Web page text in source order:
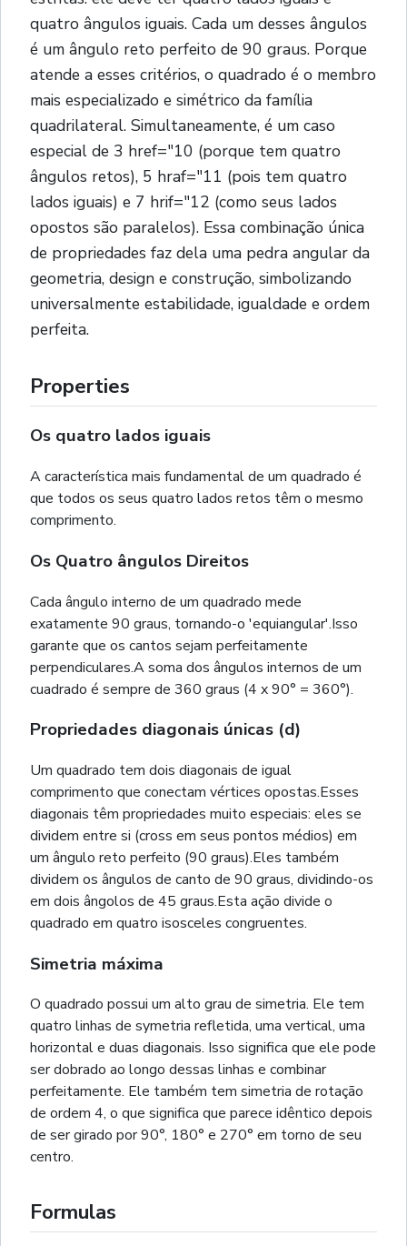
quatro ângulos iguais. Cada um desses ângulos
é um ângulo reto perfeito de 90 graus. Porque
atende a esses critérios, o quadrado é o membro
mais especializado e simétrico da família
quadrilateral. Simultaneamente, é um caso
especial de 3 href="10 (porque tem quatro
ângulos retos), 5 hraf="11 (pois tem quatro
lados iguais) e 7 hrif="12 (como seus lados
opostos são paralelos). Essa combinação única
de propriedades faz dela uma pedra angular da
geometria, design e construção, simbolizando
universalmente estabilidade, igualdade e ordem
perfeita.
Properties
Os quatro lados iguais
A característica mais fundamental de um quadrado é
que todos os seus quatro lados retos têm o mesmo
comprimento.
Os Quatro ângulos Direitos
Cada ângulo interno de um quadrado mede
exatamente 90 graus, tornando-o 'equiangular'.Isso
garante que os cantos sejam perfeitamente
perpendiculares.A soma dos ângulos internos de um
cuadrado é sempre de 360 graus (4 x 90° = 360°).
Propriedades diagonais únicas (d)
Um quadrado tem dois diagonais de igual
comprimento que conectam vértices opostas.Esses
diagonais têm propriedades muito especiais: eles se
dividem entre si (cross em seus pontos médios) em
um ângulo reto perfeito (90 graus).Eles também
dividem os ângulos de canto de 90 graus, dividindo-os
em dois ângolos de 45 graus.Esta ação divide o
quadrado em quatro isosceles congruentes.
Simetria máxima
O quadrado possui um alto grau de simetria. Ele tem
quatro linhas de symetria refletida, uma vertical, uma
horizontal e duas diagonais. Isso significa que ele pode
ser dobrado ao longo dessas linhas e combinar
perfeitamente. Ele também tem simetria de rotação
de ordem 4, o que significa que parece idêntico depois
de ser girado por 90°, 180° e 270° em torno de seu
centro.
Formulas